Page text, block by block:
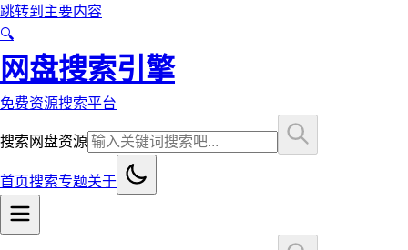
跳转到主要内容
🔍
网盘搜索引擎
免费资源搜索平台
搜索网盘资源
首页搜索专题关于